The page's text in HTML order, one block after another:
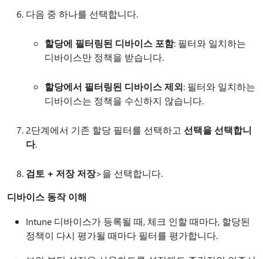
다음 중 하나를 선택합니다.
할당에 필터링된 디바이스 포함: 필터와 일치하는
디바이스만 정책을 받습니다.
할당에서 필터링된 디바이스 제외: 필터와 일치하는
디바이스는 정책을 수신하지 않습니다.
2단계에서 기존 할당 필터를 선택하고 선택을 선택합니
다.
검토 + 저장 저장>을 선택합니다.
디바이스 동작 이해
Intune 디바이스가 등록될 때, 체크 인할 때마다, 할당된
정책이 다시 평가될 때마다 필터를 평가합니다.